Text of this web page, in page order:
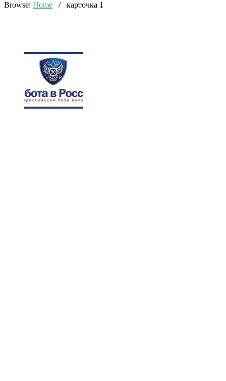
Browse: Home / карточка 1